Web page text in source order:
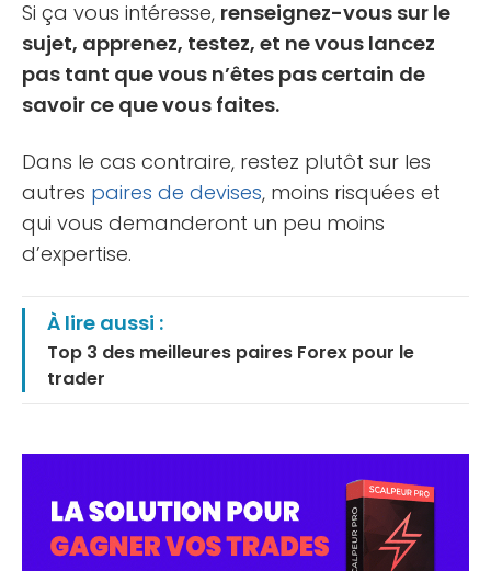
Si ça vous intéresse, renseignez-vous sur le
sujet, apprenez, testez, et ne vous lancez
pas tant que vous n’êtes pas certain de
savoir ce que vous faites.
Dans le cas contraire, restez plutôt sur les
autres paires de devises, moins risquées et
qui vous demanderont un peu moins
d’expertise.
À lire aussi :
Top 3 des meilleures paires Forex pour le
trader